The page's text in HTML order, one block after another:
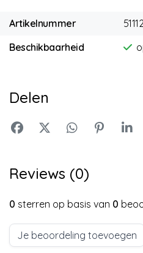
Artikelnummer
Beschikbaarheid
Delen
Reviews (0)
0 sterren op basis van 0
Je beoordeling toevoegen